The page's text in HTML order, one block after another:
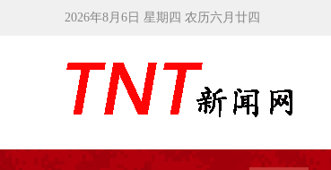
2026年8月6日 星期四 农历六月廿四